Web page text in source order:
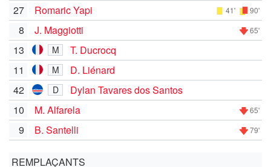
27
Romaric Yapi 41' 90'
8 J. Maggiotti 65'
13 M
T. Ducrocq
11
M
D. Liénard
42
D
Dylan Tavares dos Santos
10
M. Alfarela 65'
9 B. Santelli 79'
REMPLAÇANTS